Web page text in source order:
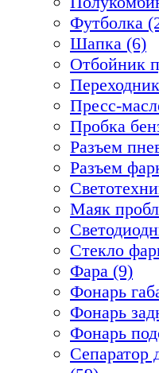
Футболка
Шапка (6)
Отбойник
Пресс-
Пробка
Разъем
Разъем
Маяк
Стекло
Фара (9)
Фонарь
Фонарь
Фонарь
Сепаратор